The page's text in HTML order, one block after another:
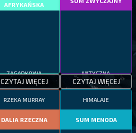
AFRYKAŃSKA
ZAGADKOWA
CZYTAJ WIĘCEJ
MITYCZNA
CZYTAJ WIĘCEJ
RZEKA MURRAY
DALIA RZECZNA
HIMALAJE
SUM MENODA